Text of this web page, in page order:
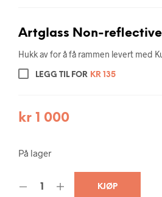
Artglass Non-reflective
Hukk av for å få rammen levert med
LEGG TIL FOR KR 135
kr 1 000
På lager
KJØP